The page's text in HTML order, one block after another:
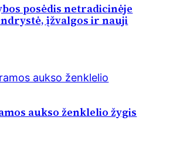
posėdis netradicinėje
įžvalgos ir nauji
aukso ženklelio žygis